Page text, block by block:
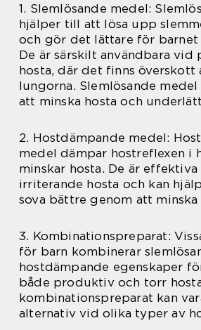
1. Slemlösande medel:
hjälper till att lösa upp
och gör det lättare för barnet
De är särskilt användbara
hosta, där det finns överskott
lungorna. Slemlösande
att minska hosta och
2. Hostdämpande medel:
medel dämpar hostreflexen i
minskar hosta. De är
irriterande hosta och kan
sova bättre genom att minska
3. Kombinationspreparat:
för barn kombinerar
hostdämpande egenskaper
både produktiv och torr
kombinationspreparat kan
alternativ vid olika typer av